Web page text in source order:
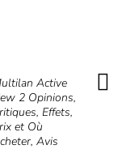
Active
2 Opinions,
Effets,
et Où
Avis